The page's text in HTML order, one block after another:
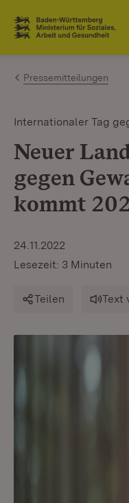
Zum Inhalt
Link zur Startseite
Pressemitteilungen
Internationaler Tag
Neuer
gegen
kommt
24.11.2022
Lesezeit: 3 Minuten
Teilen Text